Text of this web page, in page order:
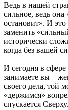
Ведь в нашей
сильное, ведь она
остановит». И
заменить
исторически
когда без вашей
И сегодня в
занимаете вы –
своего дела, той
«держимся»
спускается Сверху.